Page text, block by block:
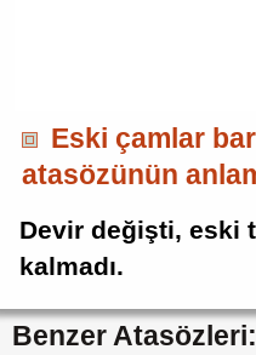
Eski çamlar
atasözünün
Devir değişti, eski
kalmadı.
Benzer Atasözleri: